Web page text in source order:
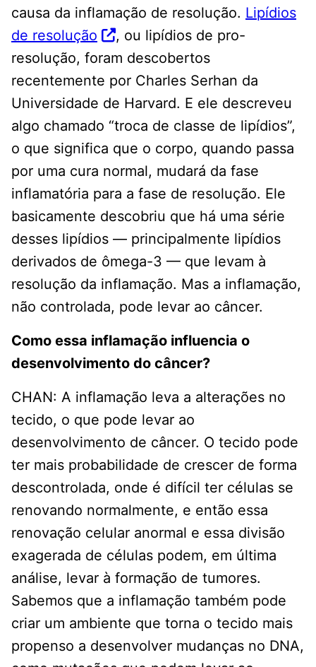
causa da inflamação de resolução. Lipídios
de resolução
, ou lipídios de pro-
resolução, foram descobertos
recentemente por Charles Serhan da
Universidade de Harvard. E ele descreveu
algo chamado “troca de classe de lipídios”,
o que significa que o corpo, quando passa
por uma cura normal, mudará da fase
inflamatória para a fase de resolução. Ele
basicamente descobriu que há uma série
desses lipídios — principalmente lipídios
derivados de ômega-3 — que levam à
resolução da inflamação. Mas a inflamação,
não controlada, pode levar ao câncer.
Como essa inflamação influencia o
desenvolvimento do câncer?
CHAN: A inflamação leva a alterações no
tecido, o que pode levar ao
desenvolvimento de câncer. O tecido pode
ter mais probabilidade de crescer de forma
descontrolada, onde é difícil ter células se
renovando normalmente, e então essa
renovação celular anormal e essa divisão
exagerada de células podem, em última
análise, levar à formação de tumores.
Sabemos que a inflamação também pode
criar um ambiente que torna o tecido mais
propenso a desenvolver mudanças no DNA,